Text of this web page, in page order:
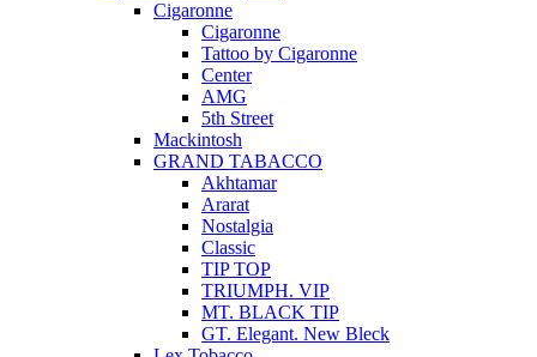
Cigaronne
Cigaronne
Tattoo by Cigaronne
Center
AMG
5th Street
Mackintosh
GRAND TABACCO
Akhtamar
Ararat
Nostalgia
Classic
TIP TOP
TRIUMPH. VIP
MT. BLACK TIP
GT. Elegant. New Bleck